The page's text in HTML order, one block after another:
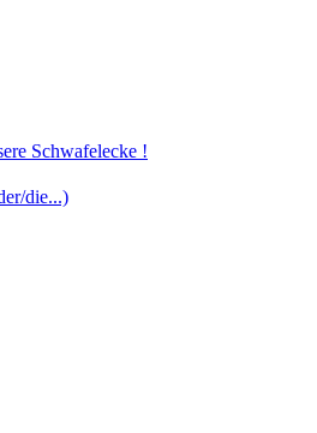
Schwafelecke !
die...)